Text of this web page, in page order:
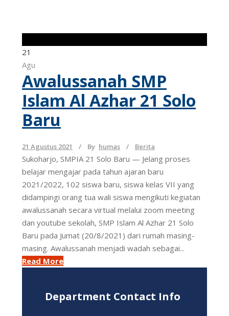
21
Agu
Awalussanah SMP
Islam Al Azhar 21 Solo
Baru
21 Agustus 2021 By humas Berita
Sukoharjo, SMPIA 21 Solo Baru — Jelang proses
belajar mengajar pada tahun ajaran baru
2021/2022, 102 siswa baru, siswa kelas VII yang
didampingi orang tua wali siswa mengikuti kegiatan
awalussanah secara virtual melalui zoom meeting
dan youtube sekolah, SMP Islam Al Azhar 21 Solo
Baru pada Jumat (20/8/2021) dari rumah masing-
masing. Awalussanah menjadi wadah sebagai...
Read More
Department Contact Info